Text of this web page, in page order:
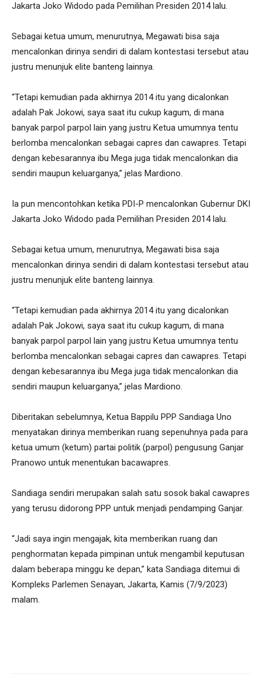
Jakarta Joko Widodo pada Pemilihan Presiden 2014 lalu.
Sebagai ketua umum, menurutnya, Megawati bisa saja
mencalonkan dirinya sendiri di dalam kontestasi tersebut atau
justru menunjuk elite banteng lainnya.
“Tetapi kemudian pada akhirnya 2014 itu yang dicalonkan
adalah Pak Jokowi, saya saat itu cukup kagum, di mana
banyak parpol parpol lain yang justru Ketua umumnya tentu
berlomba mencalonkan sebagai capres dan cawapres. Tetapi
dengan kebesarannya ibu Mega juga tidak mencalonkan dia
sendiri maupun keluarganya,” jelas Mardiono.
Ia pun mencontohkan ketika PDI-P mencalonkan Gubernur DKI
Jakarta Joko Widodo pada Pemilihan Presiden 2014 lalu.
Sebagai ketua umum, menurutnya, Megawati bisa saja
mencalonkan dirinya sendiri di dalam kontestasi tersebut atau
justru menunjuk elite banteng lainnya.
“Tetapi kemudian pada akhirnya 2014 itu yang dicalonkan
adalah Pak Jokowi, saya saat itu cukup kagum, di mana
banyak parpol parpol lain yang justru Ketua umumnya tentu
berlomba mencalonkan sebagai capres dan cawapres. Tetapi
dengan kebesarannya ibu Mega juga tidak mencalonkan dia
sendiri maupun keluarganya,” jelas Mardiono.
Diberitakan sebelumnya, Ketua Bappilu PPP Sandiaga Uno
menyatakan dirinya memberikan ruang sepenuhnya pada para
ketua umum (ketum) partai politik (parpol) pengusung Ganjar
Pranowo untuk menentukan bacawapres.
Sandiaga sendiri merupakan salah satu sosok bakal cawapres
yang terusu didorong PPP untuk menjadi pendamping Ganjar.
“Jadi saya ingin mengajak, kita memberikan ruang dan
penghormatan kepada pimpinan untuk mengambil keputusan
dalam beberapa minggu ke depan,” kata Sandiaga ditemui di
Kompleks Parlemen Senayan, Jakarta, Kamis (7/9/2023)
malam.